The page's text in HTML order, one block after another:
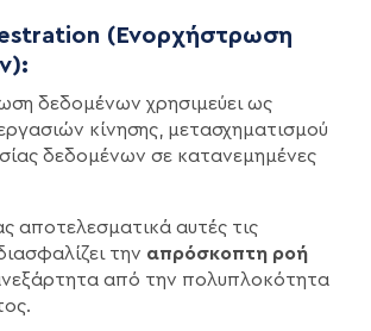
(Ενορχήστρωση
δεδομένων χρησιμεύει ως
κίνησης, μετασχηματισμού
δεδομένων σε κατανεμημένες
αποτελεσματικά αυτές τις
την απρόσκοπτη ροή
από την πολυπλοκότητα